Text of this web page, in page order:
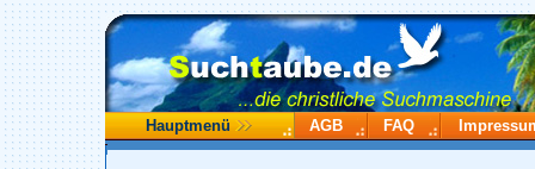
Hauptmenü AGB FAQ